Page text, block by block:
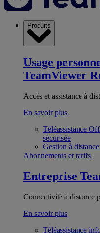
Produits
Usage
TeamViewer
Accès et assistance à
En savoir plus
Téléassistance
sécurisée
Gestion à distance
Abonnements et tarifs
Entreprise
Connectivité à distance
En savoir plus
Téléassistance